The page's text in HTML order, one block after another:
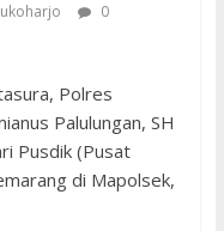
0
Polres
Palulungan, SH
Pusdik (Pusat
di Mapolsek,